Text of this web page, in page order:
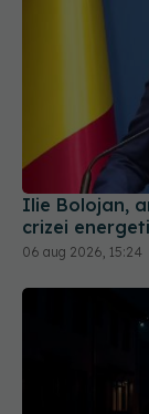
Ilie Bolojan,
crizei
06 aug 2026, 15:24